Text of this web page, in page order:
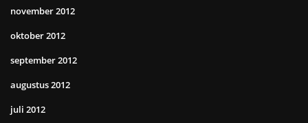
november 2012
oktober 2012
september 2012
augustus 2012
juli 2012